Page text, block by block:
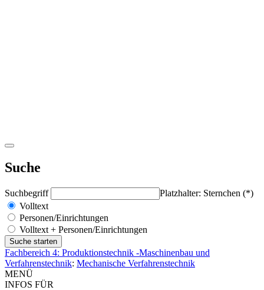
Suche
Suchbegriff
Platzhalter: Sternchen (*)
Volltext
Personen/Einrichtungen
Volltext + Personen/Einrichtungen
Fachbereich 4: Produktionstechnik -Maschinenbau und
Verfahrenstechnik: Mechanische Verfahrenstechnik
MENÜ
INFOS FÜR